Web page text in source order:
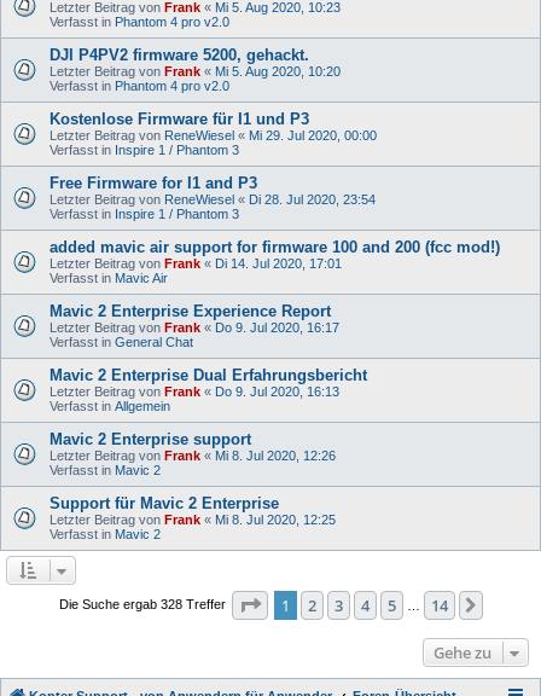
Letzter Beitrag von Frank « Mi 5. Aug 2020, 10:23
Verfasst in Phantom 4 pro v2.0
DJI P4PV2 firmware 5200, gehackt.
Letzter Beitrag von Frank « Mi 5. Aug 2020, 10:20
Verfasst in Phantom 4 pro v2.0
Kostenlose Firmware für I1 und P3
Letzter Beitrag von ReneWiesel « Mi 29. Jul 2020, 00:00
Verfasst in Inspire 1 / Phantom 3
Free Firmware for I1 and P3
Letzter Beitrag von ReneWiesel « Di 28. Jul 2020, 23:54
Verfasst in Inspire 1 / Phantom 3
added mavic air support for firmware 100 and 200 (fcc mod!)
Letzter Beitrag von Frank « Di 14. Jul 2020, 17:01
Verfasst in Mavic Air
Mavic 2 Enterprise Experience Report
Letzter Beitrag von Frank « Do 9. Jul 2020, 16:17
Verfasst in General Chat
Mavic 2 Enterprise Dual Erfahrungsbericht
Letzter Beitrag von Frank « Do 9. Jul 2020, 16:13
Verfasst in Allgemein
Mavic 2 Enterprise support
Letzter Beitrag von Frank « Mi 8. Jul 2020, 12:26
Verfasst in Mavic 2
Support für Mavic 2 Enterprise
Letzter Beitrag von Frank « Mi 8. Jul 2020, 12:25
Verfasst in Mavic 2
Die Suche ergab 328 Treffer Seite 1von 14
1 2 3 4 5 14
Gehe zu